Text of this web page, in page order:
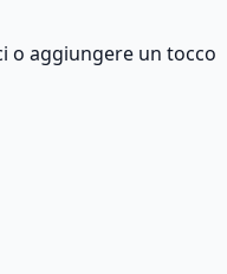
o aggiungere un tocco